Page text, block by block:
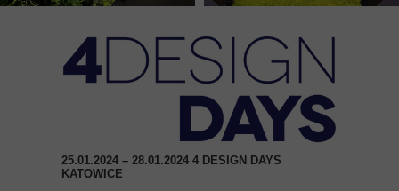
25.01.2024 – 28.01.2024 4 DESIGN DAYS
KATOWICE